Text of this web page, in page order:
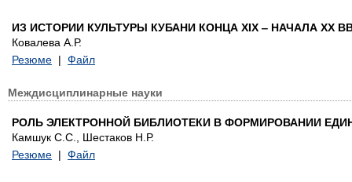
ИЗ ИСТОРИИ КУЛЬТУРЫ КУБАНИ КОНЦА XIX ‒ НАЧАЛА XX
Ковалева А.Р.
Резюме | Файл
Междисциплинарные науки
РОЛЬ ЭЛЕКТРОННОЙ БИБЛИОТЕКИ В ФОРМИРОВАНИИ
Камшук С.С., Шестаков Н.Р.
Резюме | Файл